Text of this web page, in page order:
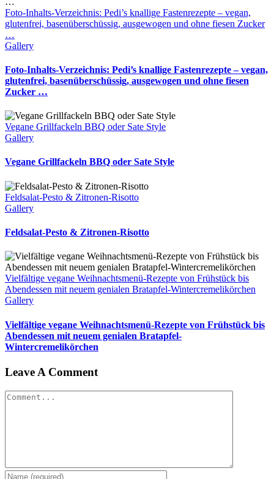
Foto-Inhalts-Verzeichnis: Pedi’s knallige Fastenrezepte – vegan,
glutenfrei, basenüberschüssig, ausgewogen und ohne fiesen Zucker
…
Gallery
Foto-Inhalts-Verzeichnis: Pedi’s knallige Fastenrezepte – vegan,
glutenfrei, basenüberschüssig, ausgewogen und ohne fiesen
Zucker …
Vegane Grillfackeln BBQ oder Sate Style
Gallery
Vegane Grillfackeln BBQ oder Sate Style
Feldsalat-Pesto & Zitronen-Risotto
Gallery
Feldsalat-Pesto & Zitronen-Risotto
Vielfältige vegane Weihnachtsmenü-Rezepte von Frühstück bis
Abendessen mit neuem genialen Bratapfel-Wintercremelikörchen
Gallery
Vielfältige vegane Weihnachtsmenü-Rezepte von Frühstück bis
Abendessen mit neuem genialen Bratapfel-
Wintercremelikörchen
Leave A Comment
Comment